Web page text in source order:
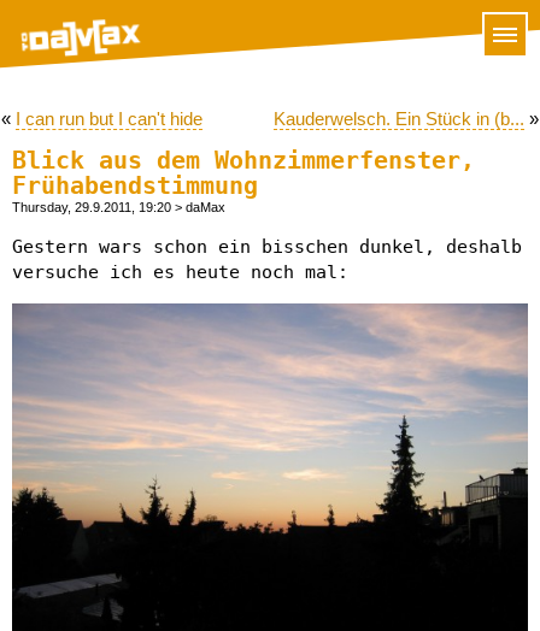
« I can run but I can't hide Kauderwelsch. Ein Stück in (b... »
Blick aus dem Wohnzimmerfenster,
Frühabendstimmung
Thursday, 29.9.2011, 19:20 > daMax
Gestern wars schon ein bisschen dunkel, deshalb
versuche ich es heute noch mal: